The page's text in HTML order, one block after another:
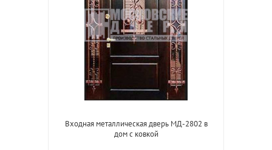
Входная металлическая дверь МД-2802 в
дом с ковкой